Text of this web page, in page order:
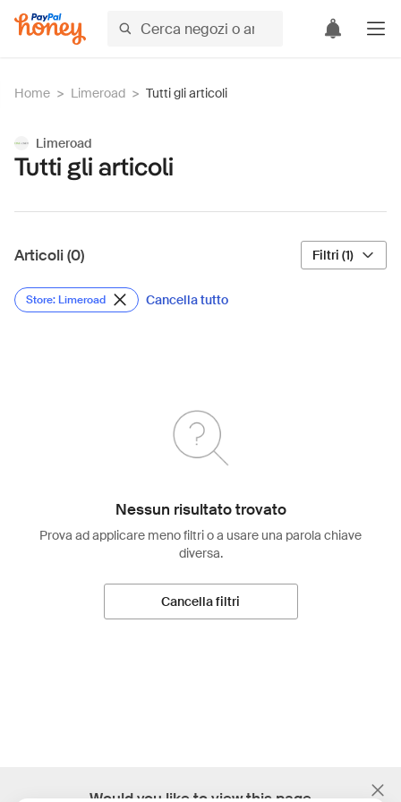
Home > Limeroad > Tutti gli articoli
Limeroad
Tutti gli articoli
Articoli (0) Filtri (1)
Store: Limeroad Cancella tutto
Nessun risultato trovato
Prova ad applicare meno filtri o a usare una parola chiave
diversa.
Cancella filtri